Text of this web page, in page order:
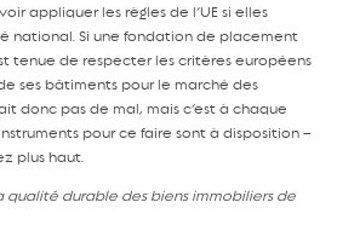
appliquer les règles de l’UE si elles
national. Si une fondation de placement
tenue de respecter les critères européens
ses bâtiments pour le marché des
donc pas de mal, mais c’est à chaque
pour ce faire sont à disposition –
plus haut.
qualité durable des biens immobiliers de